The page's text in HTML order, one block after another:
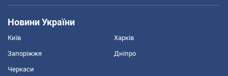
Новини України
Київ Харків
Запоріжжя Дніпро
Черкаси